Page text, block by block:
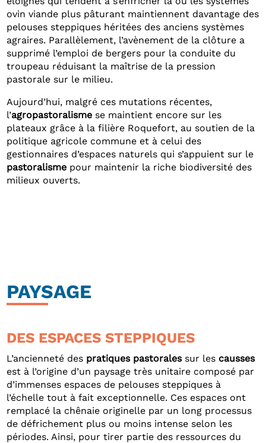
ovin viande plus pâturant maintiennent davantage des
pelouses steppiques héritées des anciens systèmes
agraires. Parallèlement, l’avènement de la clôture a
supprimé l’emploi de bergers pour la conduite du
troupeau réduisant la maîtrise de la pression
pastorale sur le milieu.
Aujourd’hui, malgré ces mutations récentes,
l’agropastoralisme se maintient encore sur les
plateaux grâce à la filière Roquefort, au soutien de la
politique agricole commune et à celui des
gestionnaires d’espaces naturels qui s’appuient sur le
pastoralisme pour maintenir la riche biodiversité des
milieux ouverts.
PAYSAGE
DES ESPACES STEPPIQUES
L’ancienneté des pratiques pastoralessur les causses
est à l’origine d’un paysage très unitaire composé par
d’immenses espaces de pelouses steppiques à
l’échelle tout à fait exceptionnelle. Ces espaces ont
remplacé la chênaie originelle par un long processus
de défrichement plus ou moins intense selon les
périodes. Ainsi, pour tirer partie des ressources du